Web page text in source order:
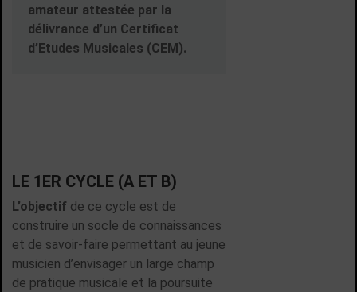
amateur attestée par la
délivrance d’un Certificat
d’Etudes Musicales (CEM).
LE 1ER CYCLE (A ET B)
L’objectif de ce cycle est de
construire un socle de connaissances
et de savoir-faire permettant au jeune
musicien d’envisager un large champ
de pratique musicale et la poursuite